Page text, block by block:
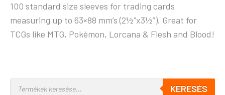
100 standard size sleeves for trading cards
measuring up to 63×88 mm’s (2½”x3½”). Great for
TCGs like MTG, Pokémon, Lorcana & Flesh and Blood!
KERESÉS